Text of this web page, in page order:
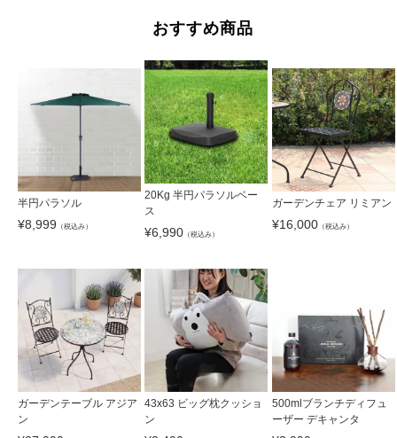
おすすめ商品
半円パラソル
¥8,999 （税込み）
20Kg 半円パラソルベー
ス
¥6,990 （税込み）
ガーデンチェア リミアン
¥16,000（税込み）
ガーデンテーブル アジア
ン
43x63 ビッグ枕クッショ
ン
500mlブランチディフュ
ーザー デキャンタ